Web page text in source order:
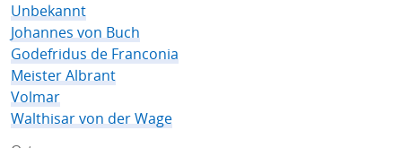
Unbekannt
Johannes von Buch
Godefridus de Franconia
Meister Albrant
Volmar
Walthisar von der Wage